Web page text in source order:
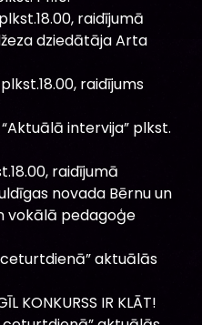
raidījumā
dziedātāja Arta
raidījums
intervija” plkst.
raidījumā
novada Bērnu un
vokālā pedagoģe
ceturtdienā” aktuālās
KONKURSS IR KLĀT!